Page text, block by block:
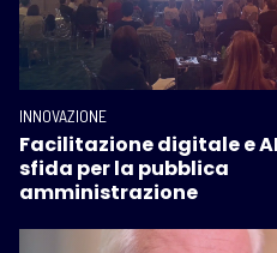
INNOVAZIONE
Facilitazione digitale e
sfida per la pubblica
amministrazione